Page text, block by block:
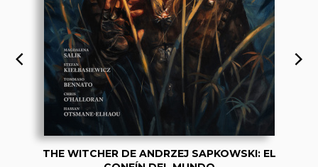
THE WITCHER DE ANDRZEJ SAPKOWSKI: EL